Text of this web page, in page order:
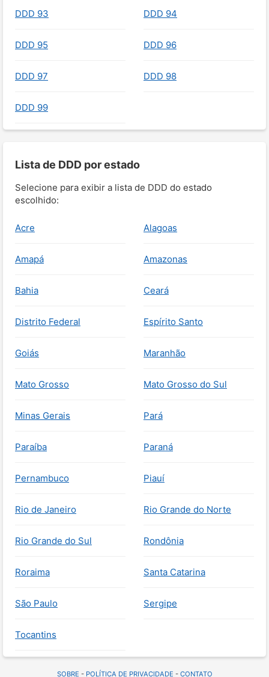
DDD 93 DDD 94
DDD 95 DDD 96
DDD 97 DDD 98
DDD 99
Lista de DDD por estado
Selecione para exibir a lista de DDD do estado
escolhido:
Acre Alagoas
Amapá Amazonas
Bahia Ceará
Distrito Federal Espírito Santo
Goiás Maranhão
Mato Grosso Mato Grosso do Sul
Minas Gerais Pará
Paraíba Paraná
Pernambuco Piauí
Rio de Janeiro Rio Grande do Norte
Rio Grande do Sul Rondônia
Roraima Santa Catarina
São Paulo Sergipe
Tocantins
SOBRE - POLÍTICA DE PRIVACIDADE - CONTATO